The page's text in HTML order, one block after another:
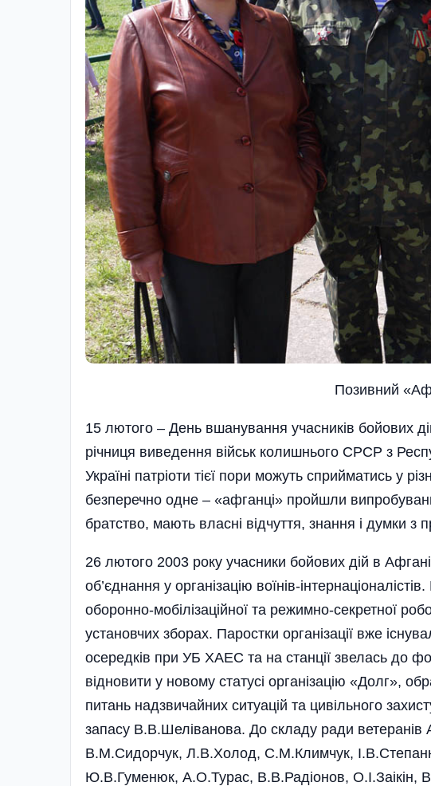
Позивний
15 лютого – День вшанування учасників бойових
річниця виведення військ колишнього СРСР з
Україні патріоти тієї пори можуть сприйматись у
безперечно одне – «афганці» про­йшли
братство, мають власні відчуття, знання і думки з
26 лютого 2003 року учасники бойових дій в
об’єднання у організацію воїнів-
оборонно-мобілізаційної та режимно-секретної
установчих зборах. Паростки організації вже
осередків при УБ ХАЕС та на станції звелась до
відновити у новому статусі організацію «Долг»,
питань надзвичайних ситуацій та цивільного
запасу В.В.Шеліванова. До складу ради ветеранів
В.М.Сидорчук, Л.В.Холод, С.М.Климчук,
Ю.В.Гуменюк, А.О.Турас, В.В.Радіонов, О.І.Заікін,